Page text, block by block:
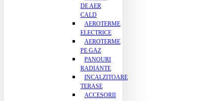
DE AER
CALD
AEROTERME
ELECTRICE
AEROTERME
PE GAZ
PANOURI
RADIANTE
INCALZITOARE
TERASE
ACCESORII